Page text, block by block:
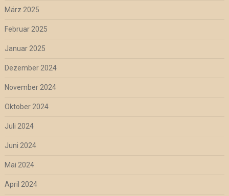
März 2025
Februar 2025
Januar 2025
Dezember 2024
November 2024
Oktober 2024
Juli 2024
Juni 2024
Mai 2024
April 2024